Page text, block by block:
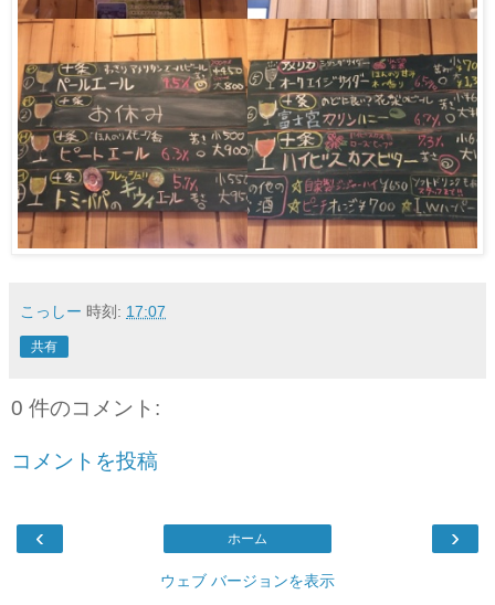
こっしー 時刻: 17:07
共有
0 件のコメント:
コメントを投稿
‹ ›
ホーム
ウェブ バージョンを表示